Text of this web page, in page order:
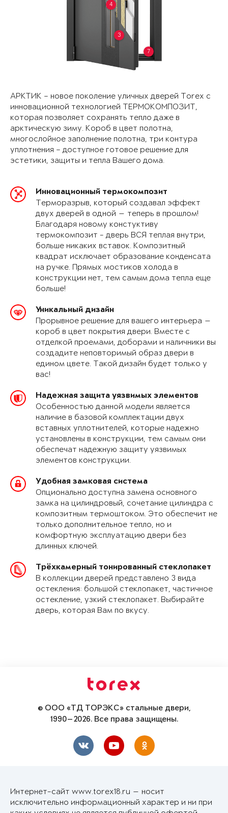
3
4
7
АРКТИК – новое поколение уличных дверей Torex с
инновационной технологией ТЕРМОКОМПОЗИТ,
которая позволяет сохранять тепло даже в
арктическую зиму. Короб в цвет полотна,
многослойное заполнение полотна, три контура
уплотнения – доступное готовое решение для
эстетики, защиты и тепла Вашего дома.
Инновационный термокомпозит
Терморазрыв, который создавал эффект
двух дверей в одной — теперь в прошлом!
Благодаря новому констуктиву
термокомпозит - дверь ВСЯ теплая внутри,
больше никаких вставок. Композитный
квадрат исключает образование конденсата
на ручке. Прямых мостиков холода в
конструкции нет, тем самым дома тепла еще
больше!
Уникальный дизайн
Прорывное решение для вашего интерьера —
короб в цвет покрытия двери. Вместе с
отделкой проемами, доборами и наличники вы
создадите неповторимый образ двери в
едином цвете. Такой дизайн будет только у
вас!
Надежная защита уязвимых элементов
Особенностью данной модели является
наличие в базовой комплектации двух
вставных уплотнителей, которые надежно
установлены в конструкции, тем самым они
обеспечат надежную защиту уязвимых
элементов конструкции.
Удобная замковая система
Опционально доступна замена основного
замка на цилиндровый, сочетание цилиндра с
композитным термоштоком. Это обеспечит не
только дополнительное тепло, но и
комфортную эксплуатацию двери без
длинных ключей.
Трёхкамерный тонированный стеклопакет
В коллекции дверей представлено 3 вида
остекления: большой стеклопакет, частичное
остекление, узкий стеклопакет. Выбирайте
дверь, которая Вам по вкусу.
© ООО «ТД ТОРЭКС» стальные двери,
1990—2026. Все права защищены.
Интернет-сайт www.torex18.ru — носит
исключительно информационный характер и ни при